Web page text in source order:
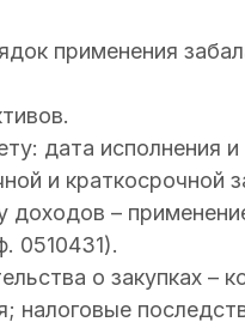
применения
дата исполнения и
и краткосрочной
–
0510431).
о закупках –
налоговые